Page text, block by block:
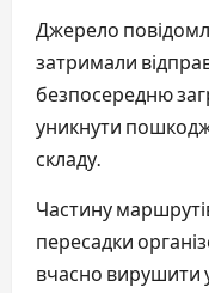
Джерело
затримали
безпосередню
уникнути
складу.
Частину
пересадки
вчасно вирушити